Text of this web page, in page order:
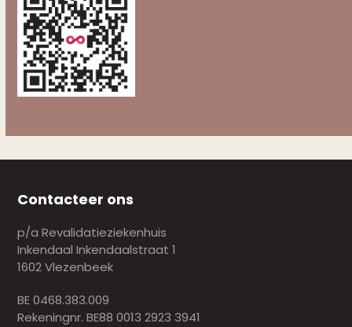
Contacteer ons
p/a Revalidatieziekenhuis
Inkendaal Inkendaalstraat 1
1602 Vlezenbeek
BE 0468.383.009
Rekeningnr. BE88 0013 2923 3941